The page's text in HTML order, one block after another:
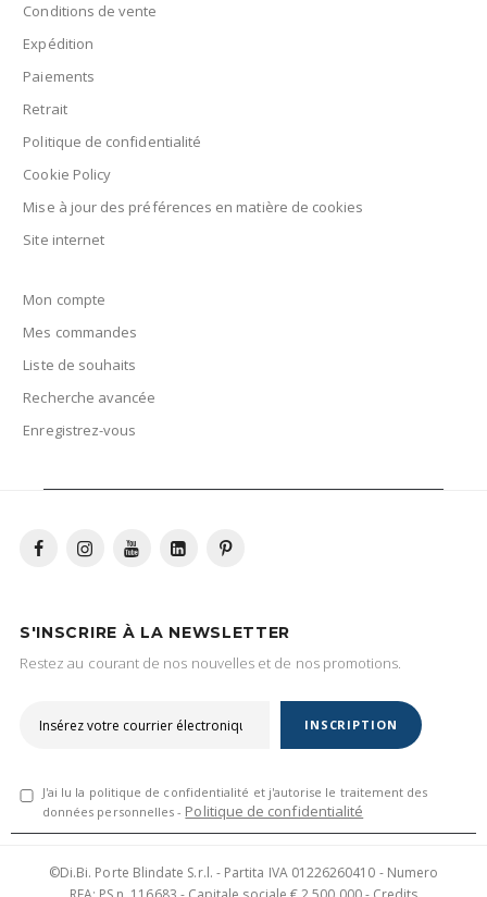
Conditions de vente
Expédition
Paiements
Retrait
Politique de confidentialité
Cookie Policy
Mise à jour des préférences en matière de cookies
Site internet
Mon compte
Mes commandes
Liste de souhaits
Recherche avancée
Enregistrez-vous
S'INSCRIRE À LA NEWSLETTER
Restez au courant de nos nouvelles et de nos promotions.
J'ai lu la politique de confidentialité et j'autorise le traitement des
données personnelles - Politique de confidentialité
INSCRIPTION
©Di.Bi. Porte Blindate S.r.l. - Partita IVA 01226260410 - Numero